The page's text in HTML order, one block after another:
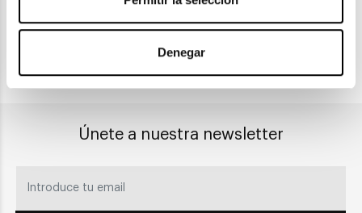
Denegar
PAGO SEGURO
Únete a nuestra newsletter